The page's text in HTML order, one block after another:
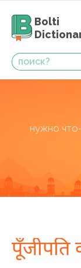
Bolti
нужно
पूँजीपति